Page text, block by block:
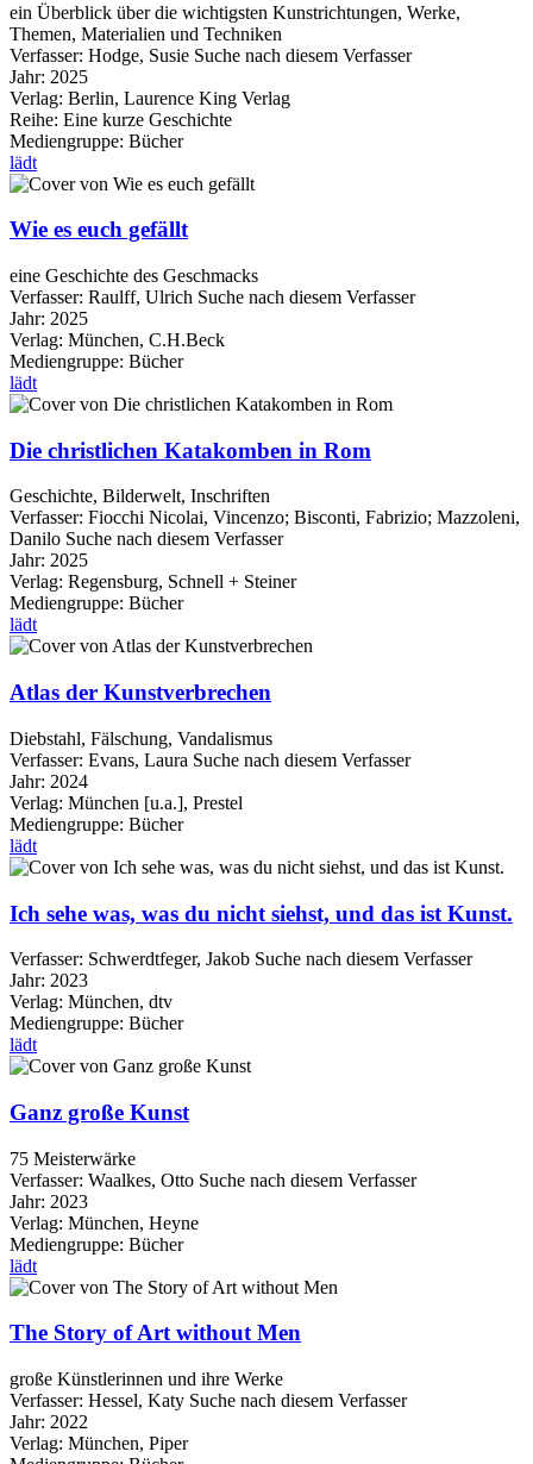
ein Überblick über die wichtigsten Kunstrichtungen, Werke,
Themen, Materialien und Techniken
Verfasser: Hodge, Susie Suche nach diesem Verfasser
Jahr: 2025
Verlag: Berlin, Laurence King Verlag
Reihe: Eine kurze Geschichte
Mediengruppe: Bücher
lädt
Wie es euch gefällt
eine Geschichte des Geschmacks
Verfasser: Raulff, Ulrich Suche nach diesem Verfasser
Jahr: 2025
Verlag: München, C.H.Beck
Mediengruppe: Bücher
lädt
Die christlichen Katakomben in Rom
Geschichte, Bilderwelt, Inschriften
Verfasser: Fiocchi Nicolai, Vincenzo; Bisconti, Fabrizio; Mazzoleni,
Danilo Suche nach diesem Verfasser
Jahr: 2025
Verlag: Regensburg, Schnell + Steiner
Mediengruppe: Bücher
lädt
Atlas der Kunstverbrechen
Diebstahl, Fälschung, Vandalismus
Verfasser: Evans, Laura Suche nach diesem Verfasser
Jahr: 2024
Verlag: München [u.a.], Prestel
Mediengruppe: Bücher
lädt
Ich sehe was, was du nicht siehst, und das ist Kunst.
Verfasser: Schwerdtfeger, Jakob Suche nach diesem Verfasser
Jahr: 2023
Verlag: München, dtv
Mediengruppe: Bücher
lädt
Ganz große Kunst
75 Meisterwärke
Verfasser: Waalkes, Otto Suche nach diesem Verfasser
Jahr: 2023
Verlag: München, Heyne
Mediengruppe: Bücher
lädt
The Story of Art without Men
große Künstlerinnen und ihre Werke
Verfasser: Hessel, Katy Suche nach diesem Verfasser
Jahr: 2022
Verlag: München, Piper